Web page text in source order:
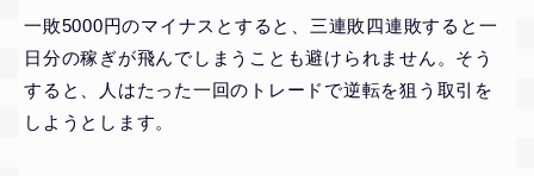
一敗5000円のマイナスとすると、三連敗四連敗すると一
日分の稼ぎが飛んでしまうことも避けられません。そう
すると、人はたった一回のトレードで逆転を狙う取引を
しようとします。